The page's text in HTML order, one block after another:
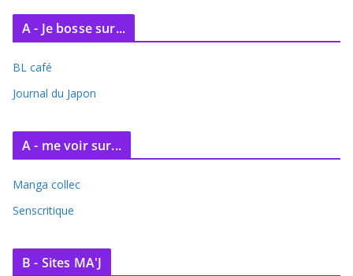
A - Je bosse sur...
BL café
Journal du Japon
A - me voir sur...
Manga collec
Senscritique
B - Sites MA'J